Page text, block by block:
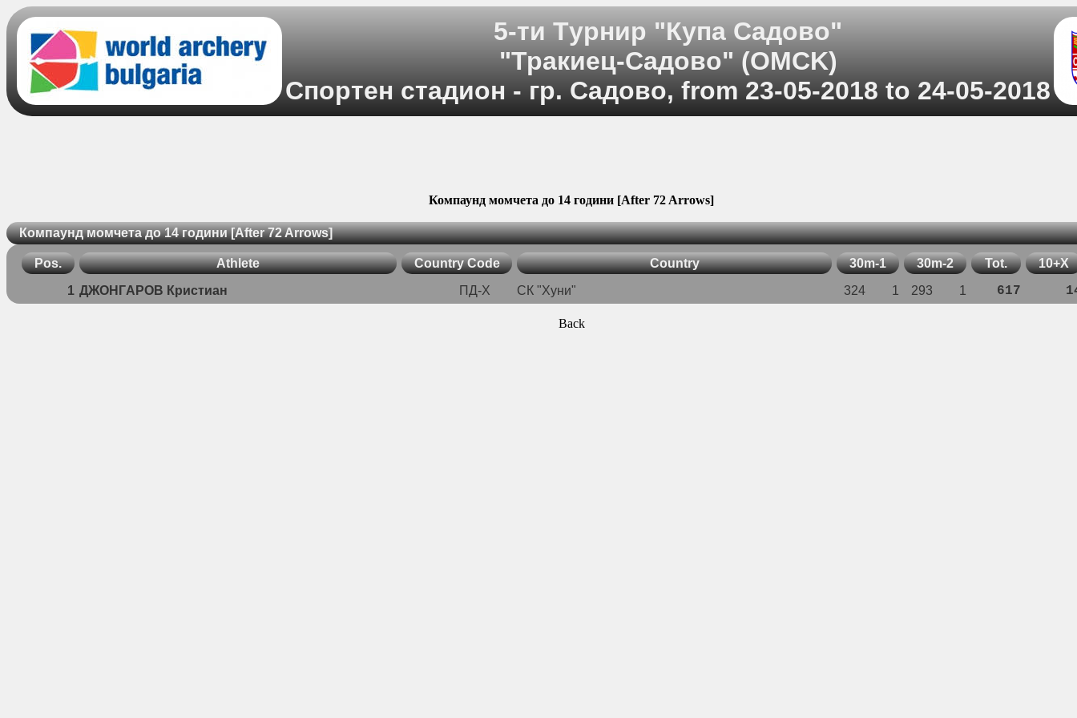
5-ти Tурнир "Купа Садово"
"Тракиец-Садово" (OMCK)
Спортен стадион - гр. Садово, from 23-05-2018 to 24-05-2018
Компаунд момчета до 14 години [After 72 Arrows]
Компаунд момчета до 14 години [After 72 Arrows]
Pos. Athlete Country Code Country 30m-1 30m-2 Tot. 10+X
1 ДЖОНГAРОВ Кристиaн ПД-Х СК "Хуни" 324 1 293 1 617
Back